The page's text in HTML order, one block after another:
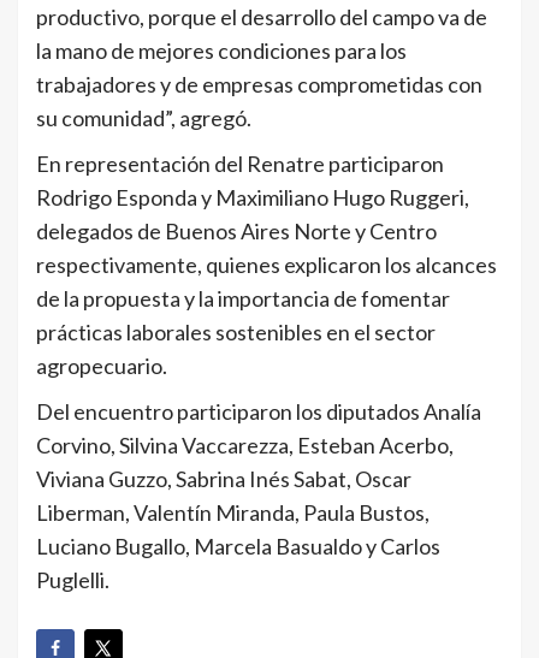
productivo, porque el desarrollo del campo va de
la mano de mejores condiciones para los
trabajadores y de empresas comprometidas con
su comunidad”, agregó.
En representación del Renatre participaron
Rodrigo Esponda y Maximiliano Hugo Ruggeri,
delegados de Buenos Aires Norte y Centro
respectivamente, quienes explicaron los alcances
de la propuesta y la importancia de fomentar
prácticas laborales sostenibles en el sector
agropecuario.
Del encuentro participaron los diputados Analía
Corvino, Silvina Vaccarezza, Esteban Acerbo,
Viviana Guzzo, Sabrina Inés Sabat, Oscar
Liberman, Valentín Miranda, Paula Bustos,
Luciano Bugallo, Marcela Basualdo y Carlos
Puglelli.